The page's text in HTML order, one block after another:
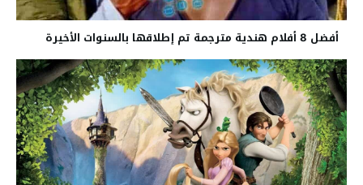
أفضل 8 أفلام هندية مترجمة تم إطلاقها بالسنوات الأخيرة